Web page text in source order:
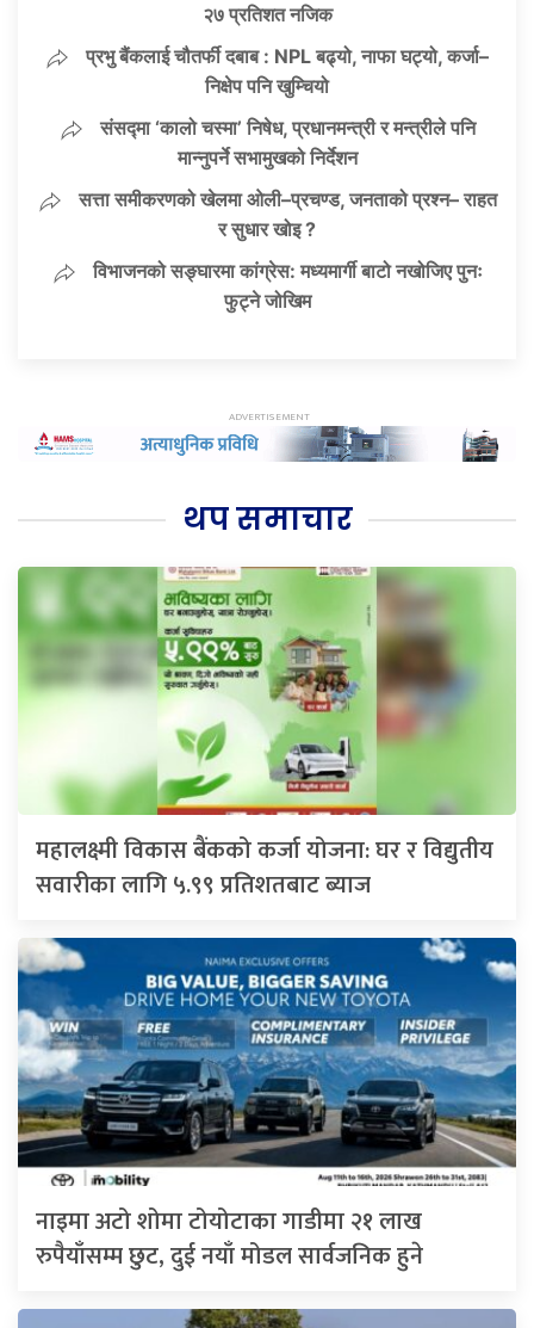
२७ प्रतिशत नजिक
प्रभु बैंकलाई चौतर्फी दबाब : NPL बढ्यो, नाफा घट्यो, कर्जा–
निक्षेप पनि खुम्चियो
संसद्मा ‘कालो चस्मा’ निषेध, प्रधानमन्त्री र मन्त्रीले पनि
मान्नुपर्ने सभामुखको निर्देशन
सत्ता समीकरणको खेलमा ओली–प्रचण्ड, जनताको प्रश्न– राहत
र सुधार खोइ ?
विभाजनको सङ्घारमा कांग्रेस: मध्यमार्गी बाटो नखोजिए पुनः
फुट्ने जोखिम
थप समाचार
महालक्ष्मी विकास बैंकको कर्जा योजना: घर र विद्युतीय
सवारीका लागि ५.९९ प्रतिशतबाट ब्याज
नाइमा अटो शोमा टोयोटाका गाडीमा २१ लाख
रुपैयाँसम्म छुट, दुई नयाँ मोडल सार्वजनिक हुने